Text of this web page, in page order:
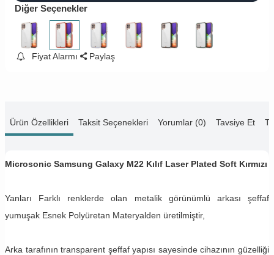
Diğer Seçenekler
Fiyat Alarmı Paylaş
Ürün Özellikleri Taksit Seçenekleri Yorumlar (0) Tavsiye Et
Microsonic Samsung Galaxy M22 Kılıf Laser Plated Soft Kırmızı
Yanları Farklı renklerde olan metalik görünümlü arkası şeffaf
yumuşak Esnek Polyüretan Materyalden üretilmiştir,
Arka tarafının transparent şeffaf yapısı sayesinde cihazının güzelliği